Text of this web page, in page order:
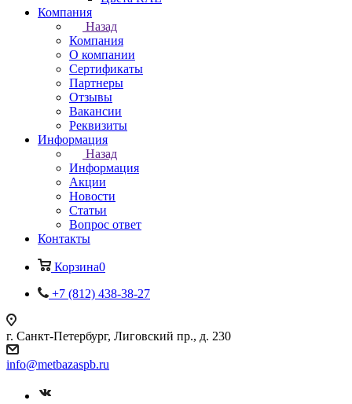
Компания
Назад
Компания
О компании
Сертификаты
Партнеры
Отзывы
Вакансии
Реквизиты
Информация
Назад
Информация
Акции
Новости
Статьи
Вопрос ответ
Контакты
Корзина0
+7 (812) 438-38-27
г. Санкт-Петербург, Лиговский пр., д. 230
info@metbazaspb.ru